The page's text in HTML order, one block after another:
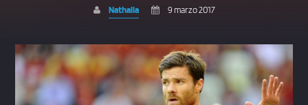
Facebook
Nathalia 9 marzo 2017